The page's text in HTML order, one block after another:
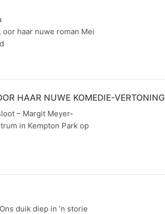
haar nuwe roman Mei
HAAR NUWE KOMEDIE-VERTONING
– Margit Meyer-
in Kempton Park op
duik diep in ’n storie